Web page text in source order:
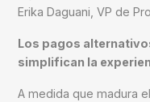
Erika Daguani, VP de
Los pagos
simplifican la
A medida que madura